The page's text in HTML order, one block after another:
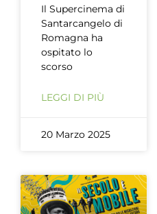
Il Supercinema di
Santarcangelo di
Romagna ha
ospitato lo
scorso
LEGGI DI PIÙ
20 Marzo 2025